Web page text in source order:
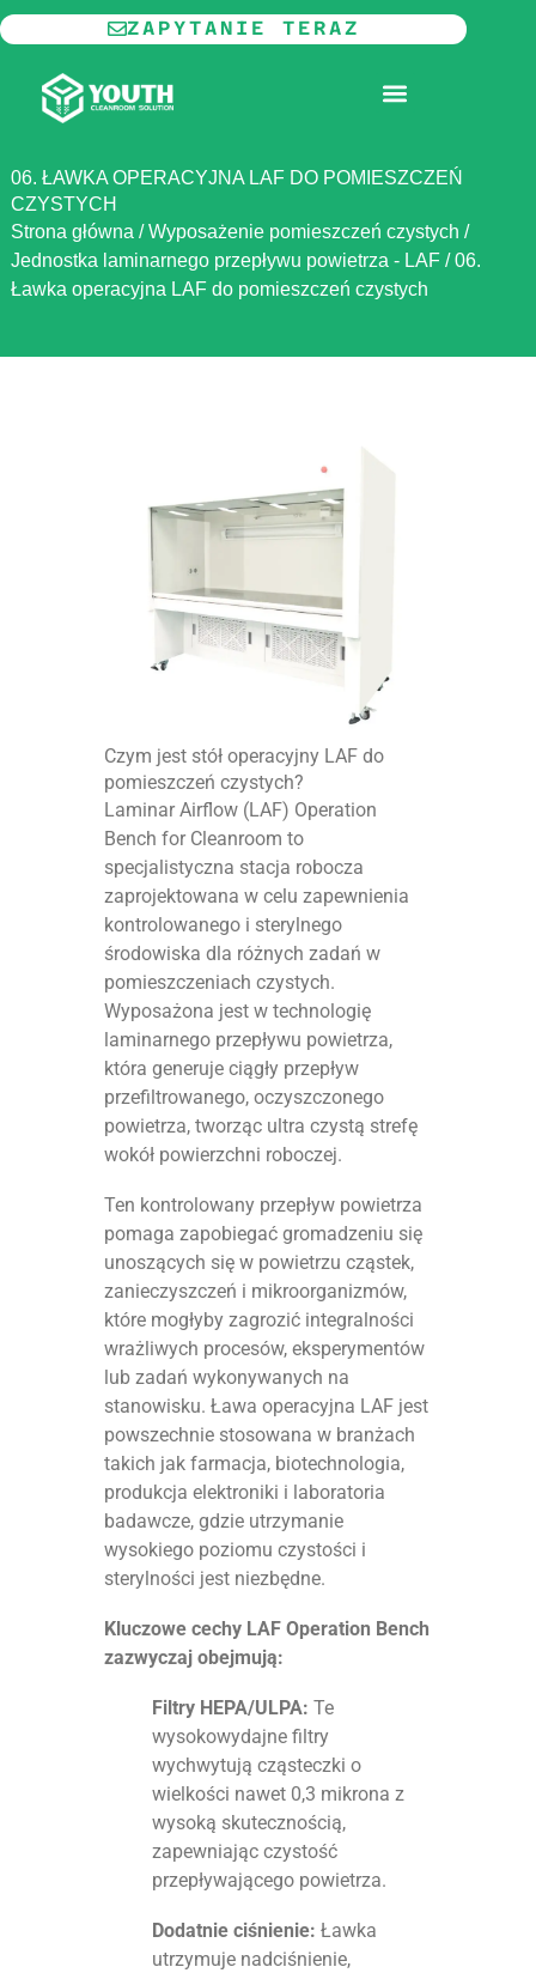
Przejdź
do
ZAPYTANIE TERAZ
06. ŁAWKA OPERACYJNA LAF DO POMIESZCZEŃ
CZYSTYCH
Strona główna /Wyposażenie pomieszczeń czystych /
Jednostka laminarnego przepływu powietrza - LAF/06.
Ławka operacyjna LAF do pomieszczeń czystych
Czym jest stół operacyjny LAF do
pomieszczeń czystych?
Laminar Airflow (LAF) Operation
Bench for Cleanroom to
specjalistyczna stacja robocza
zaprojektowana w celu zapewnienia
kontrolowanego i sterylnego
środowiska dla różnych zadań w
pomieszczeniach czystych.
Wyposażona jest w technologię
laminarnego przepływu powietrza,
która generuje ciągły przepływ
przefiltrowanego, oczyszczonego
powietrza, tworząc ultra czystą strefę
wokół powierzchni roboczej.
Ten kontrolowany przepływ powietrza
pomaga zapobiegać gromadzeniu się
unoszących się w powietrzu cząstek,
zanieczyszczeń i mikroorganizmów,
które mogłyby zagrozić integralności
wrażliwych procesów, eksperymentów
lub zadań wykonywanych na
stanowisku. Ława operacyjna LAF jest
powszechnie stosowana w branżach
takich jak farmacja, biotechnologia,
produkcja elektroniki i laboratoria
badawcze, gdzie utrzymanie
wysokiego poziomu czystości i
sterylności jest niezbędne.
Kluczowe cechy LAF Operation Bench
zazwyczaj obejmują:
Filtry HEPA/ULPA: Te
wysokowydajne filtry
wychwytują cząsteczki o
wielkości nawet 0,3 mikrona z
wysoką skutecznością,
zapewniając czystość
przepływającego powietrza.
Dodatnie ciśnienie: Ławka
utrzymuje nadciśnienie,